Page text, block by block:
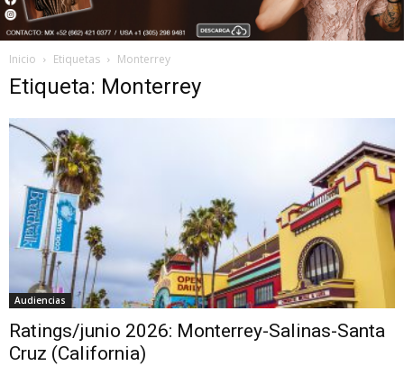
Inicio Etiquetas Monterrey
Etiqueta: Monterrey
Audiencias
Ratings/junio 2026: Monterrey-Salinas-Santa
Cruz (California)